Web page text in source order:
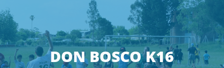
DON BOSCO K16